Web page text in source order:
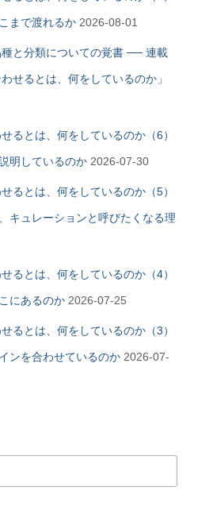
まで渡れるか 2026-08-01
と分類についての覚書 ── 連載
せるとは、何をしているのか」
るとは、何をしているのか（6）
明しているのか 2026-07-30
るとは、何をしているのか（5）
キュレーションと呼びたくなる理
るとは、何をしているのか（4）
にあるのか 2026-07-25
るとは、何をしているのか（3）
ンを合わせているのか 2026-07-